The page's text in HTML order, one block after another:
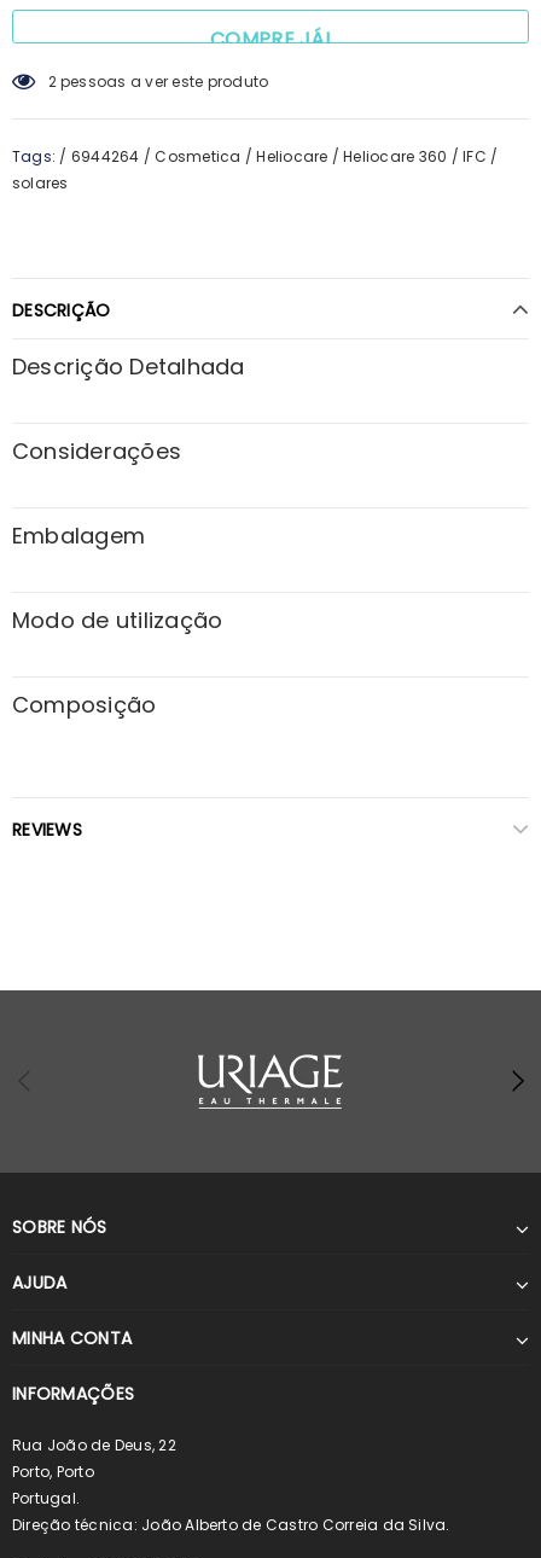
COMPRE JÁ!
2pessoas a ver este produto
Tags: / 6944264 / Cosmetica / Heliocare / Heliocare 360 / IFC /
solares
DESCRIÇÃO
Descrição Detalhada
Considerações
Embalagem
Modo de utilização
Composição
REVIEWS
SOBRE NÓS
AJUDA
MINHA CONTA
INFORMAÇÕES
Rua João de Deus, 22
Porto, Porto
Portugal.
Direção técnica: João Alberto de Castro Correia da Silva.